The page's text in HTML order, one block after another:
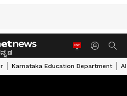
Karnataka Education Department